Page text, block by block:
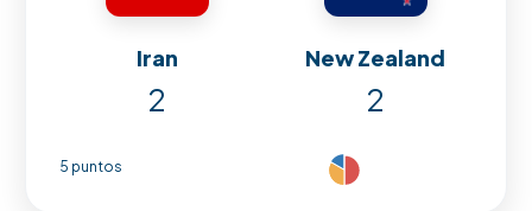
Iran New Zealand
2 2
5 puntos